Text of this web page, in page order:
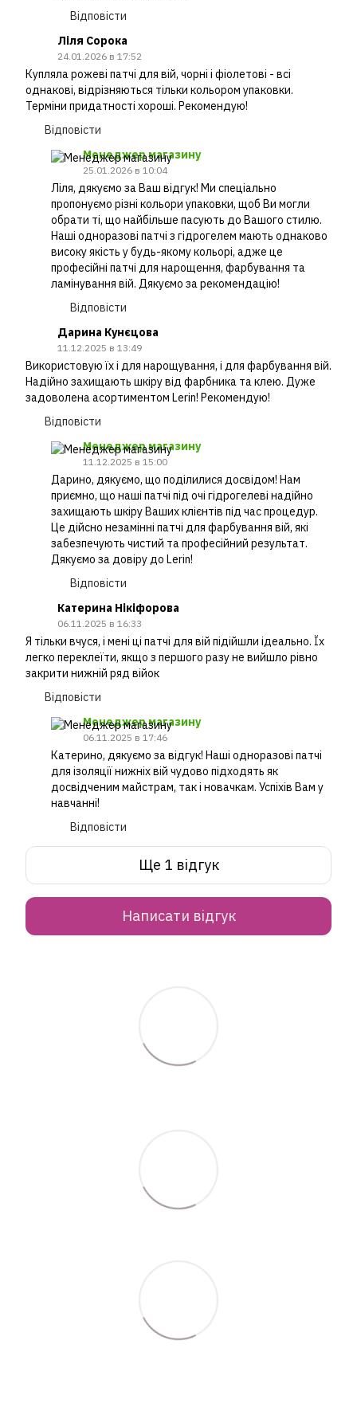
Відповісти
Ліля Сорока
24.01.2026 в 17:52
Купляла рожеві патчі для вій, чорні і фіолетові - всі
однакові, відрізняються тільки кольором упаковки.
Терміни придатності хороші. Рекомендую!
Відповісти
Менеджер магазину
25.01.2026 в 10:04
Ліля, дякуємо за Ваш відгук! Ми спеціально
пропонуємо різні кольори упаковки, щоб Ви могли
обрати ті, що найбільше пасують до Вашого стилю.
Наші одноразові патчі з гідрогелем мають однаково
високу якість у будь-якому кольорі, адже це
професійні патчі для нарощення, фарбування та
ламінування вій. Дякуємо за рекомендацію!
Відповісти
Дарина Кунєцова
11.12.2025 в 13:49
Використовую їх і для нарощування, і для фарбування вій.
Надійно захищають шкіру від фарбника та клею. Дуже
задоволена асортиментом Lerin! Рекомендую!
Відповісти
Менеджер магазину
11.12.2025 в 15:00
Дарино, дякуємо, що поділилися досвідом! Нам
приємно, що наші патчі під очі гідрогелеві надійно
захищають шкіру Ваших клієнтів під час процедур.
Це дійсно незамінні патчі для фарбування вій, які
забезпечують чистий та професійний результат.
Дякуємо за довіру до Lerin!
Відповісти
Катерина Нікіфорова
06.11.2025 в 16:33
Я тільки вчуся, і мені ці патчі для вій підійшли ідеально. Їх
легко переклеїти, якщо з першого разу не вийшло рівно
закрити нижній ряд війок
Відповісти
Менеджер магазину
06.11.2025 в 17:46
Катерино, дякуємо за відгук! Наші одноразові патчі
для ізоляції нижніх вій чудово підходять як
досвідченим майстрам, так і новачкам. Успіхів Вам у
навчанні!
Відповісти
Ще 1 відгук
Написати відгук